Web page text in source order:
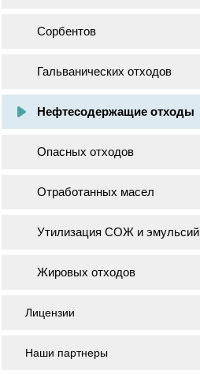
Сорбентов
Гальванических отходов
Нефтесодержащие отходы
Опасных отходов
Отработанных масел
Утилизация СОЖ и эмульсий
Жировых отходов
Лицензии
Наши партнеры